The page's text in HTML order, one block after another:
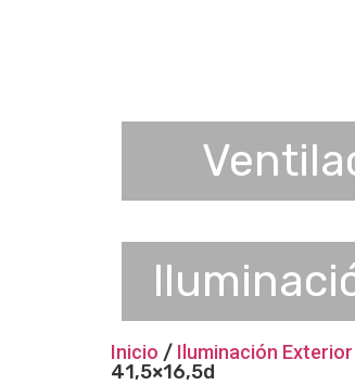
Inicio / Iluminación
41,5×16,5d